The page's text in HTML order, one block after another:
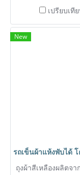
เปรียบเที
New
รถเข็นผ้าแห้งพับได้
ถุงผ้าสีเหลืองผลิตจา